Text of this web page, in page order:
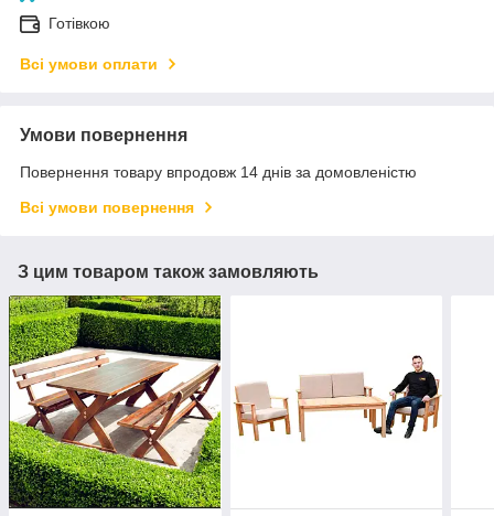
Готівкою
Всі умови оплати
Умови повернення
Повернення товару впродовж 14 днів за домовленістю
Всі умови повернення
З цим товаром також замовляють